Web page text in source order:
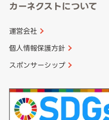
カーネクストについて
運営会社
個人情報保護方針
スポンサーシップ